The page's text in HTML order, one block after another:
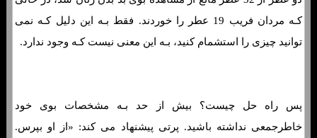
کـه مردان فریب 19 عطر را خوردند. فقط بـه این دلیل کـه نمی
توانید چیزی را استشمام کنید، بـه این معنی نیست کـه وجود ندارد.
پس راه حل چیست؟ بیش از حد بـه مشخصات بوی خود
خاطرجمعی نداشته باشید. پرتی پیشنهاد می کند: «از او بپرس.